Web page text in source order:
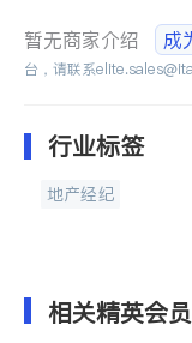
暂无商家介绍 成
台，请联系
行业标签
地产经纪
相关精英会员